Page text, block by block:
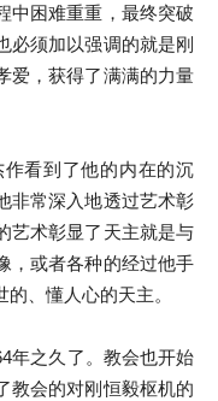
中困难重重，最终突破
必须加以强调的就是刚
爱，获得了满满的力量
看到了他的内在的沉
非常深入地透过艺术彰
艺术彰显了天主就是与
，或者各种的经过他手
、懂人心的天主。
年之久了。教会也开始
教会的对刚恒毅枢机的